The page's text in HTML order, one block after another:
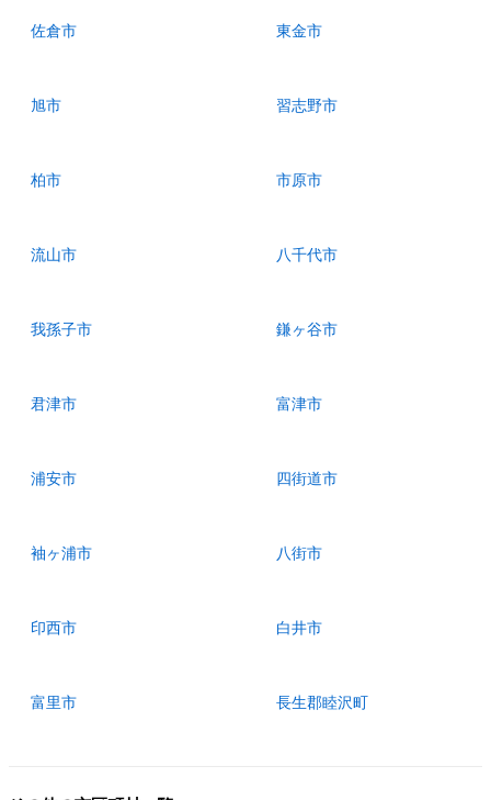
佐倉市 東金市
旭市 習志野市
柏市 市原市
流山市 八千代市
我孫子市 鎌ヶ谷市
君津市 富津市
浦安市 四街道市
袖ヶ浦市 八街市
印西市 白井市
富里市 長生郡睦沢町